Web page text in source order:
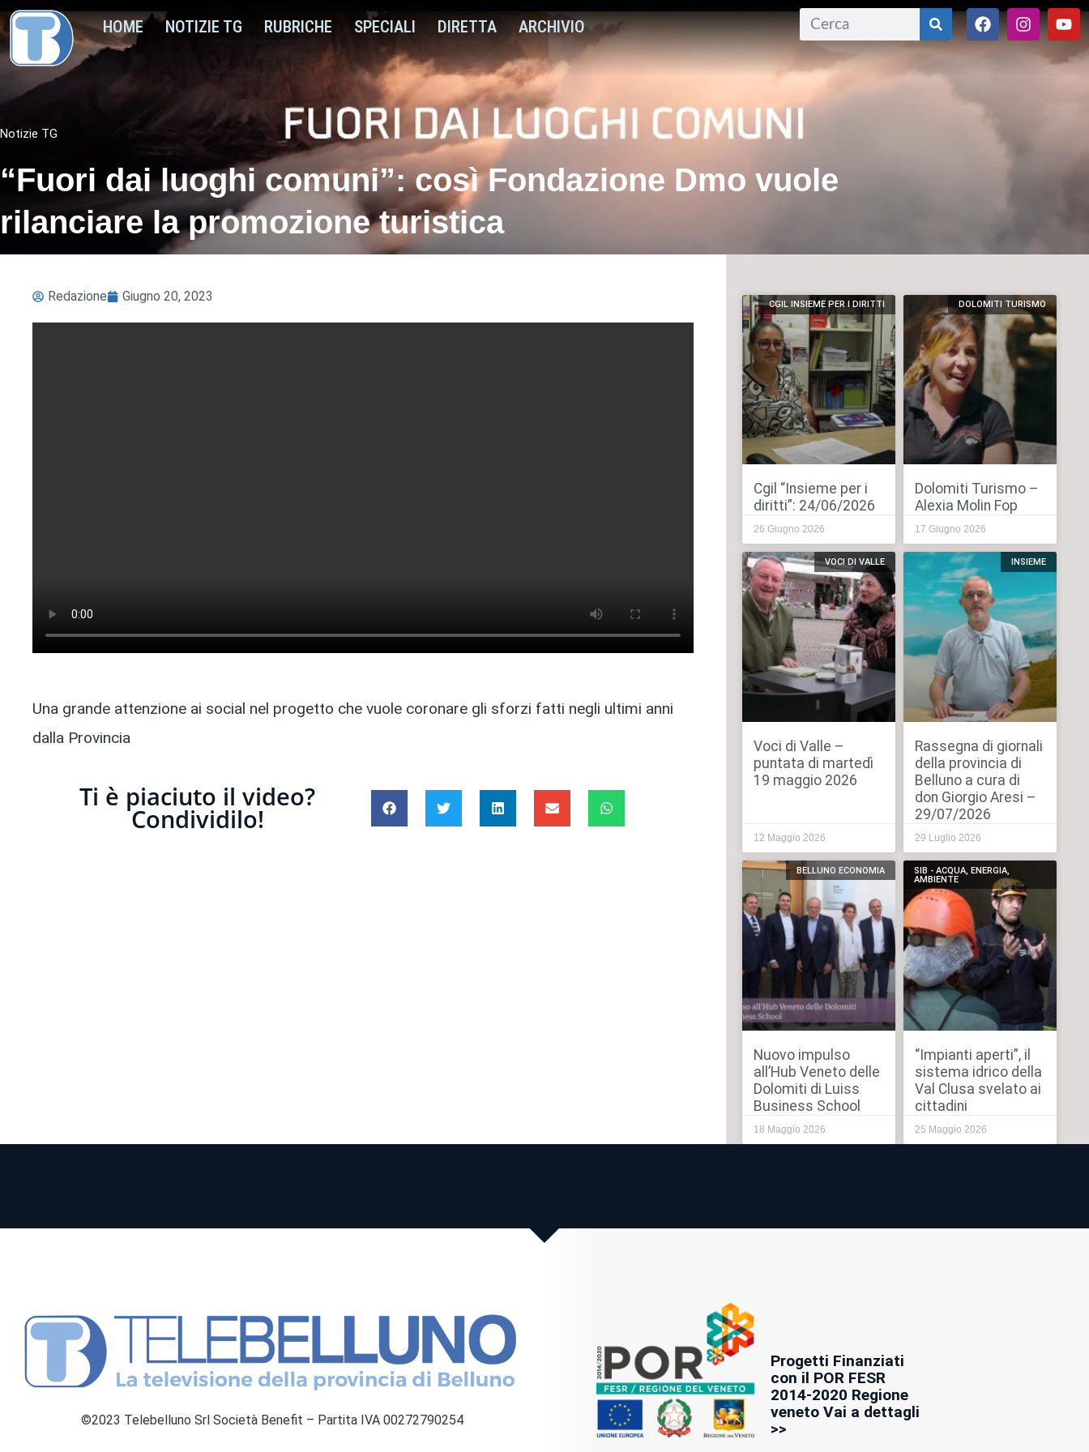
HOME NOTIZIE TG RUBRICHE SPECIALI DIRETTA ARCHIVIO
Notizie TG
“Fuori dai luoghi comuni”: così Fondazione Dmo vuole
rilanciare la promozione turistica
Redazione Giugno 20, 2023
Una grande attenzione ai social nel progetto che vuole coronare gli sforzi fatti negli ultimi anni
dalla Provincia
Ti è piaciuto il video?
Condividilo!
CGIL INSIEME PER I DIRITTI
Cgil “Insieme per i
diritti”: 24/06/2026
26 Giugno 2026
DOLOMITI TURISMO
Dolomiti Turismo –
Alexia Molin Fop
17 Giugno 2026
VOCI DI VALLE
Voci di Valle –
puntata di martedì
19 maggio 2026
12 Maggio 2026
INSIEME
Rassegna di giornali
della provincia di
Belluno a cura di
don Giorgio Aresi –
29/07/2026
29 Luglio 2026
BELLUNO ECONOMIA
Nuovo impulso
all’Hub Veneto delle
Dolomiti di Luiss
Business School
18 Maggio 2026
SIB - ACQUA, ENERGIA,
AMBIENTE
“Impianti aperti”, il
sistema idrico della
Val Clusa svelato ai
cittadini
25 Maggio 2026
©2023 Telebelluno Srl Società Benefit – Partita IVA 00272790254
Progetti Finanziati
con il POR FESR
2014-2020 Regione
veneto Vai a dettagli
>>